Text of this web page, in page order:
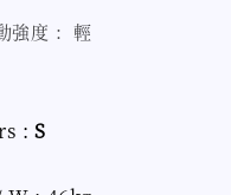
強度 ：輕
:S